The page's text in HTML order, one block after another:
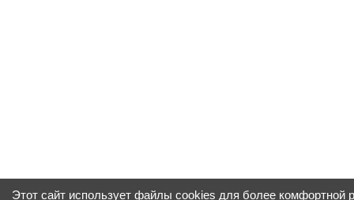
Этот сайт использует файлы cookies для более комфортной